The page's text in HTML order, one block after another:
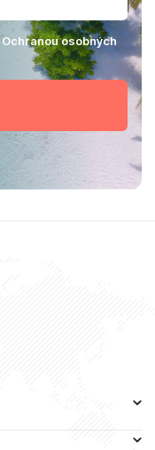
Ochranou osobných